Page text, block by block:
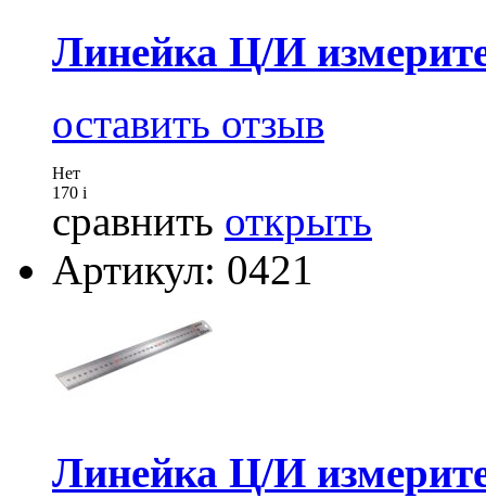
Линейка Ц/И
оставить отзыв
Нет
170 i
сравнить открыть
Артикул: 0421
Линейка Ц/И